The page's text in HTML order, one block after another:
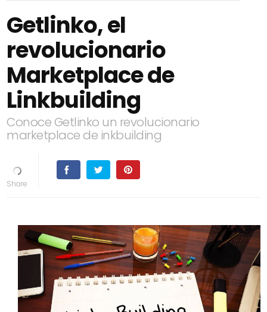
Getlinko, el
revolucionario
Marketplace de
Linkbuilding
Conoce Getlinko un revolucionario
marketplace de inkbuilding